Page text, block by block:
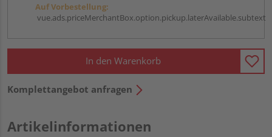
Auf Vorbestellung:
vue.ads.priceMerchantBox.option.pickup.laterAvailable.subtext
In den Warenkorb
Komplettangebot anfragen
Artikelinformationen